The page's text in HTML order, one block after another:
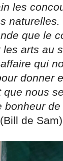
les
que le
les arts au
qui
donner
nous
bonheur
de